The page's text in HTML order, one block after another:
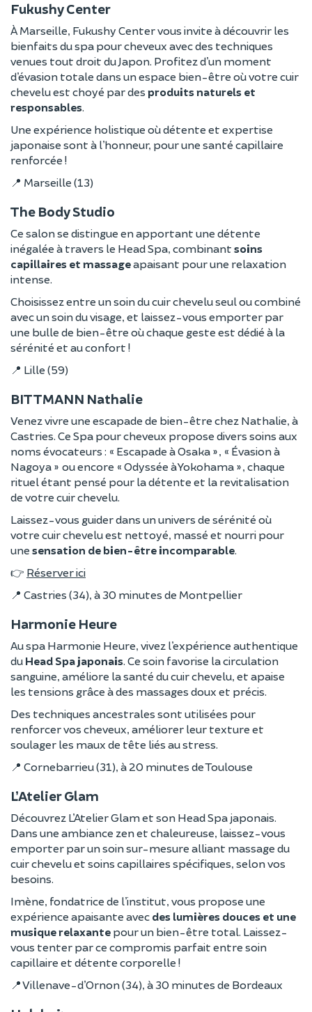
Fukushy Center
À Marseille, Fukushy Center vous invite à découvrir les
bienfaits du spa pour cheveux avec des techniques
venues tout droit du Japon. Profitez d’un moment
d’évasion totale dans un espace bien-être où votre cuir
chevelu est choyé par des produits naturels et
responsables.
Une expérience holistique où détente et expertise
japonaise sont à l’honneur, pour une santé capillaire
renforcée !
📍 Marseille (13)
The Body Studio
Ce salon se distingue en apportant une détente
inégalée à travers le Head Spa, combinant soins
capillaires et massageapaisant pour une relaxation
intense.
Choisissez entre un soin du cuir chevelu seul ou combiné
avec un soin du visage, et laissez-vous emporter par
une bulle de bien-être où chaque geste est dédié à la
sérénité et au confort !
📍 Lille (59)
BITTMANN Nathalie
Venez vivre une escapade de bien-être chez Nathalie, à
Castries. Ce Spa pour cheveux propose divers soins aux
noms évocateurs : « Escapade à Osaka », « Évasion à
Nagoya » ou encore « Odyssée à Yokohama », chaque
rituel étant pensé pour la détente et la revitalisation
de votre cuir chevelu.
Laissez-vous guider dans un univers de sérénité où
votre cuir chevelu est nettoyé, massé et nourri pour
une sensation de bien-être incomparable.
👉 Réserver ici
📍 Castries (34), à 30 minutes de Montpellier
Harmonie Heure
Au spa Harmonie Heure, vivez l’expérience authentique
du Head Spa japonais. Ce soin favorise la circulation
sanguine, améliore la santé du cuir chevelu, et apaise
les tensions grâce à des massages doux et précis.
Des techniques ancestrales sont utilisées pour
renforcer vos cheveux, améliorer leur texture et
soulager les maux de tête liés au stress.
📍 Cornebarrieu (31), à 20 minutes de Toulouse
L’Atelier Glam
Découvrez L’Atelier Glam et son Head Spa japonais.
Dans une ambiance zen et chaleureuse, laissez-vous
emporter par un soin sur-mesure alliant massage du
cuir chevelu et soins capillaires spécifiques, selon vos
besoins.
Imène, fondatrice de l’institut, vous propose une
expérience apaisante avec des lumières douces et une
musique relaxante pour un bien-être total. Laissez-
vous tenter par ce compromis parfait entre soin
capillaire et détente corporelle !
📍 Villenave-d’Ornon (34), à 30 minutes de Bordeaux